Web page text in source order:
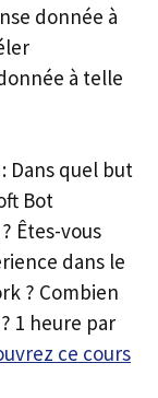
donnée à
à telle
Dans quel but
Bot
Êtes-vous
dans le
? Combien
1 heure par
ce cours